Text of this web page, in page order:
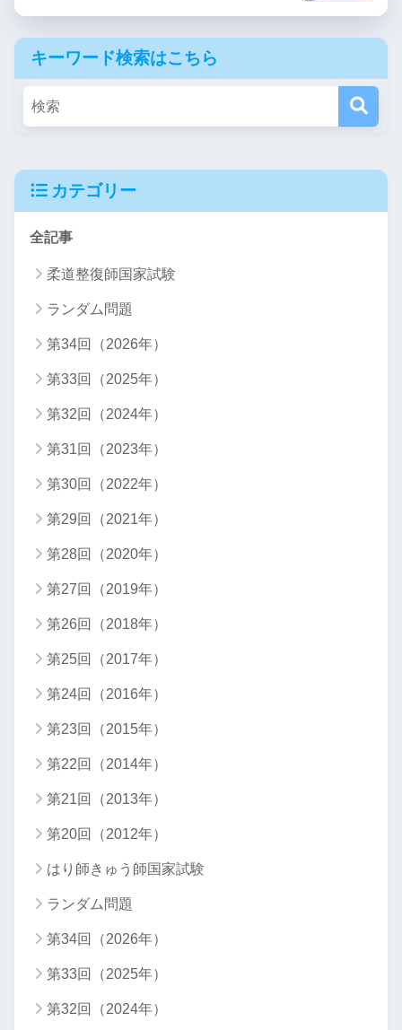
キーワード検索はこちら
カテゴリー
全記事
柔道整復師国家試験
ランダム問題
第34回（2026年）
第33回（2025年）
第32回（2024年）
第31回（2023年）
第30回（2022年）
第29回（2021年）
第28回（2020年）
第27回（2019年）
第26回（2018年）
第25回（2017年）
第24回（2016年）
第23回（2015年）
第22回（2014年）
第21回（2013年）
第20回（2012年）
はり師きゅう師国家試験
ランダム問題
第34回（2026年）
第33回（2025年）
第32回（2024年）